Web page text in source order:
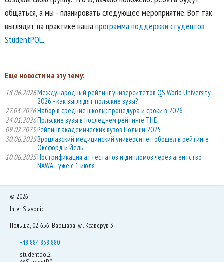
общаться, а мы - планировать следующее мероприятие. Вот так
выглядит на практике нашапрограмма поддержки студентов
StudentPOL.
Еще новости на эту тему:
18.06.2026Международный рейтинг университетов QS World University
2026 - как выглядят польские вузы?
27.03.2026Набор в средние школы: процедура и сроки в 2026
24.01.2026Польские вузы в последнем рейтинге THE
09.07.2025Рейтинг академических вузов Польши 2025
30.06.2025Вроцлавский медицинский университет обошел в рейтинге
Оксфорд и Йель
10.06.2025Нострификация аттестатов и дипломов через агентство
NAWA - уже с 1 июля
© 2026
Inter Slavonic
Польша, 02-656, Варшава, ул. Ксаверув 3
+48 884 838 880
studentpol2